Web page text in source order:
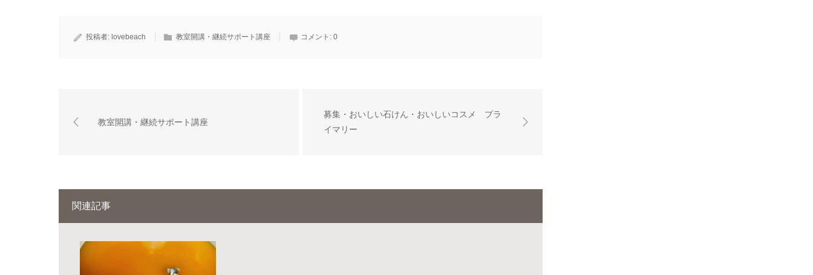
投稿者: lovebeach 教室開講・継続サポート講座 コメント: 0
教室開講・継続サポート講座
募集・おいしい石けん・おいしいコスメ プラ
イマリー
関連記事